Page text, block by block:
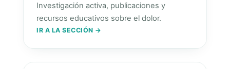
Investigación activa, publicaciones y
recursos educativos sobre el dolor.
IR A LA SECCIÓN →